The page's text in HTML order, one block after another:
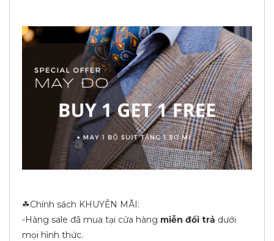
☘Chính sách KHUYỄN MÃI:
-Hàng sale đã mua tại cửa hàng miễn đổi trả dưới
mọi hình thức.